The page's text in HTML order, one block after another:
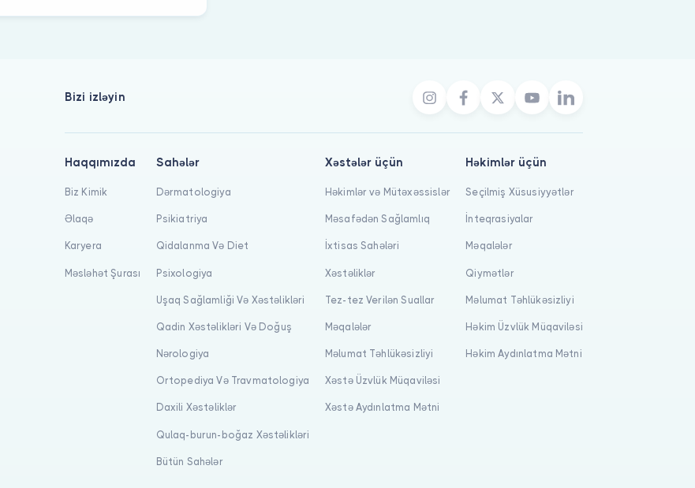
Bizi izləyin
Haqqımızda
Biz Kimik
Əlaqə
Karyera
Məsləhət Şurası
Sahələr
Dərmatologiya
Psikiatriya
Qidalanma Və Diet
Psixologiya
Uşaq Sağlamliği Və Xəstəlikləri
Qadin Xəstəlikləri Və Doğuş
Nərologiya
Ortopediya Və Travmatologiya
Daxili Xəstəliklər
Qulaq-burun-boğaz Xəstəlikləri
Bütün Sahələr
Xəstələr üçün
Həkimlər və Mütəxəssislər
Məsafədən Sağlamlıq
İxtisas Sahələri
Xəstəliklər
Tez-tez Verilən Suallar
Məqalələr
Məlumat Təhlükəsizliyi
Xəstə Üzvlük Müqaviləsi
Xəstə Aydınlatma Mətni
Həkimlər üçün
Seçilmiş Xüsusiyyətlər
İnteqrasiyalar
Məqalələr
Qiymətlər
Məlumat Təhlükəsizliyi
Həkim Üzvlük Müqaviləsi
Həkim Aydınlatma Mətni